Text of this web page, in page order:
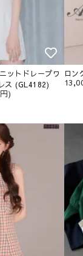
ットドレープワ
ス (GL4182)
)
ロ